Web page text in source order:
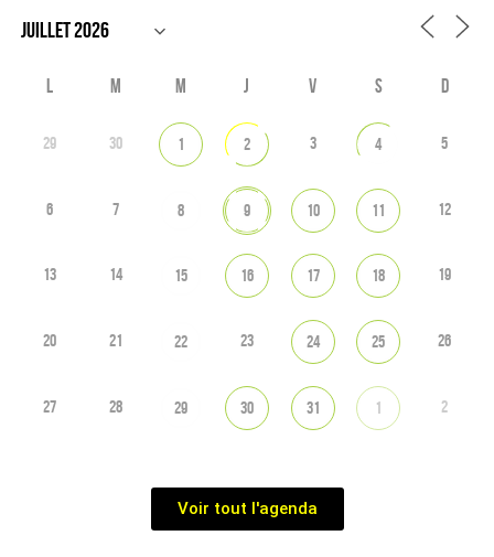
L M M J V S D
29 30 1 2 3 4 5
6 7 8 9 10 11 12
13 14 15 16 17 18 19
20 21 22 23 24 25 26
27 28 29 30 31 1 2
Voir tout l'agenda